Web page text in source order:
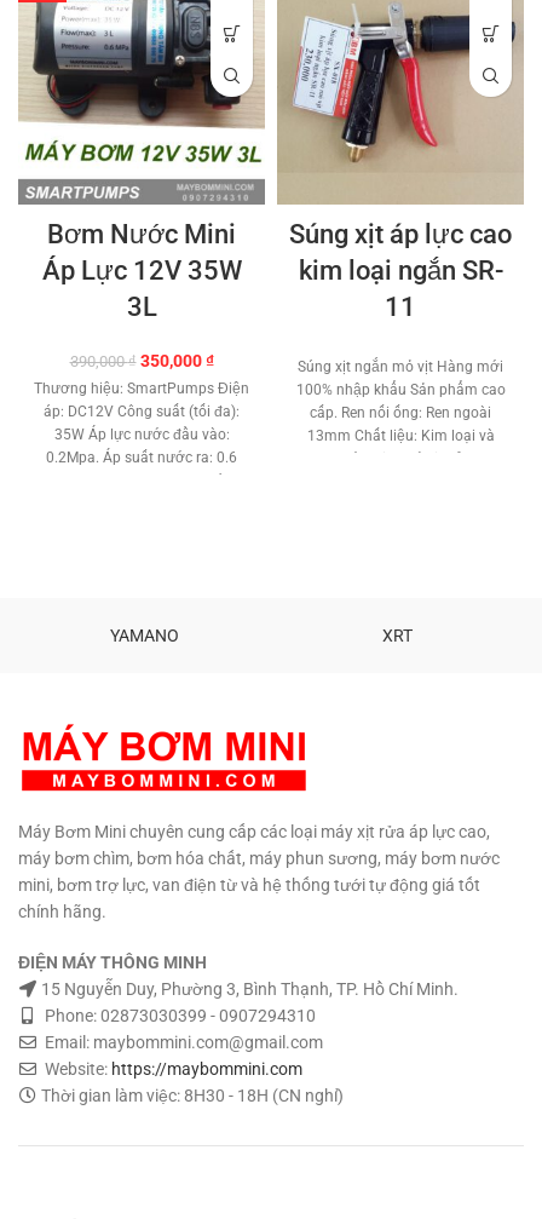
Bơm Nước Mini
Áp Lực 12V 35W
3L
390,000₫ Giá
gốc
là:
390,000 ₫.
350,000₫Giá
hiện
tại
là:
350,000 ₫.
Thương hiệu: SmartPumps Điện
áp: DC12V Công suất (tối đa):
35W Áp lực nước đầu vào:
0.2Mpa. Áp suất nước ra: 0.6
Súng xịt áp lực cao
kim loại ngắn SR-
11
Súng xịt ngắn mỏ vịt Hàng mới
100% nhập khẩu Sản phẩm cao
cấp. Ren nối ống: Ren ngoài
13mm Chất liệu: Kim loại và
YAMANO XRT
Máy Bơm Mini chuyên cung cấp các loại máy xịt rửa áp lực cao,
máy bơm chìm, bơm hóa chất, máy phun sương, máy bơm nước
mini, bơm trợ lực, van điện từ và hệ thống tưới tự động giá tốt
chính hãng.
ĐIỆN MÁY THÔNG MINH
15 Nguyễn Duy, Phường 3, Bình Thạnh, TP. Hồ Chí Minh.
Phone: 02873030399 - 0907294310
Email: maybommini.com@gmail.com
Website: https://maybommini.com
Thời gian làm việc: 8H30 - 18H (CN nghỉ)